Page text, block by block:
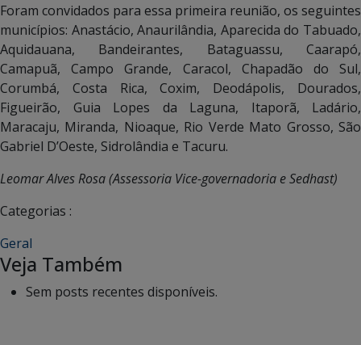
Foram convidados para essa primeira reunião, os seguintes
municípios: Anastácio, Anaurilândia, Aparecida do Tabuado,
Aquidauana, Bandeirantes, Bataguassu, Caarapó,
Camapuã, Campo Grande, Caracol, Chapadão do Sul,
Corumbá, Costa Rica, Coxim, Deodápolis, Dourados,
Figueirão, Guia Lopes da Laguna, Itaporã, Ladário,
Maracaju, Miranda, Nioaque, Rio Verde Mato Grosso, São
Gabriel D’Oeste, Sidrolândia e Tacuru.
Leomar Alves Rosa (Assessoria Vice-governadoria e Sedhast)
Categorias :
Geral
Veja Também
Sem posts recentes disponíveis.